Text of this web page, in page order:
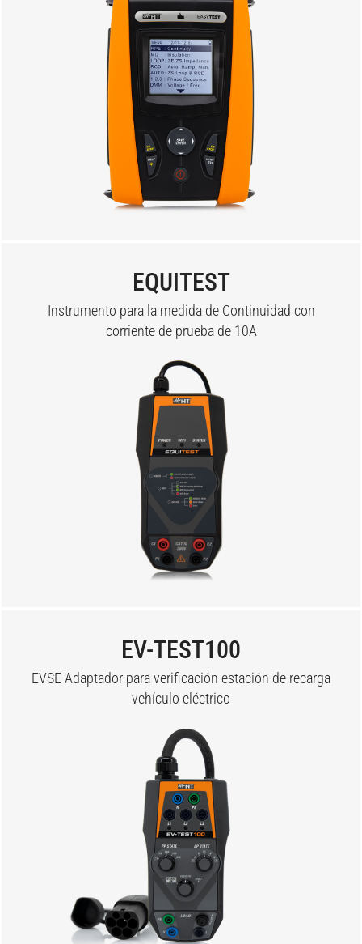
EQUITEST
Instrumento para la medida de Continuidad con
corriente de prueba de 10A
EV-TEST100
EVSE Adaptador para verificación estación de recarga
vehículo eléctrico